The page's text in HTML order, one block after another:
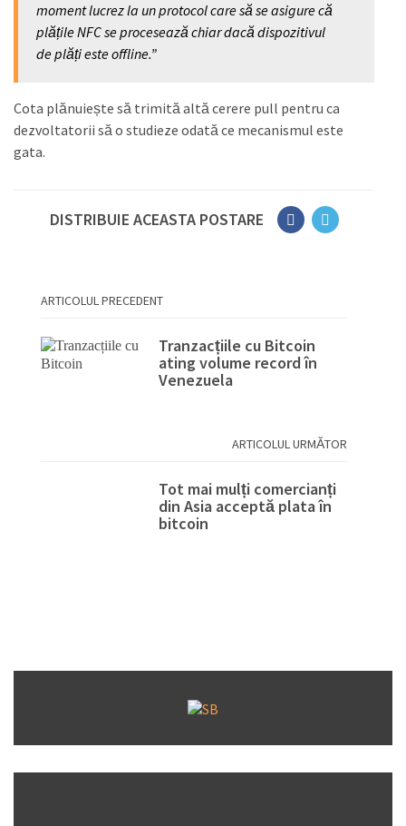
moment lucrez la un protocol care să se asigure că
plățile NFC se procesează chiar dacă dispozitivul
de plăți este offline.”
Cota plănuiește să trimită altă cerere pull pentru ca
dezvoltatorii să o studieze odată ce mecanismul este
gata.
DISTRIBUIE ACEASTA POSTARE
ARTICOLUL PRECEDENT
Tranzacțiile cu Bitcoin
ating volume record în
Venezuela
ARTICOLUL URMĂTOR
Tot mai mulți comercianți
din Asia acceptă plata în
bitcoin